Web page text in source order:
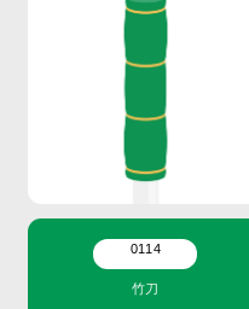
0114
竹刀